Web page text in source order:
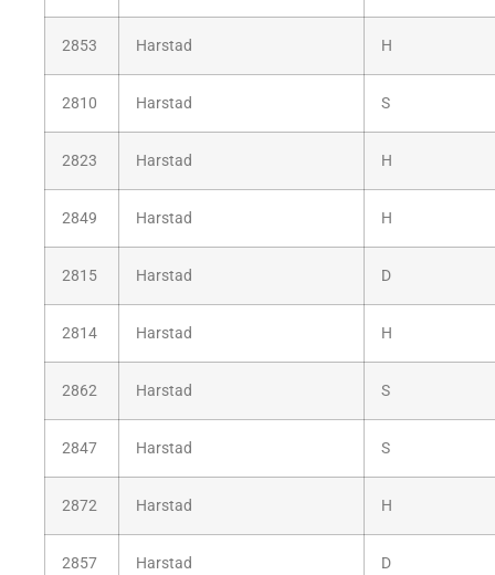
2853 Harstad H
2810 Harstad S
2823 Harstad H
2849 Harstad H
2815 Harstad D
2814 Harstad H
2862 Harstad S
2847 Harstad S
2872 Harstad H
2857 Harstad D